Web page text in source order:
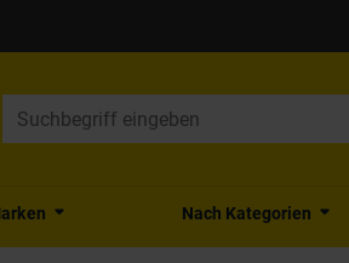
Nach Kategorien